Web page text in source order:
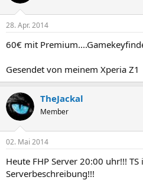
28. Apr. 2014
60€ mit
Gesendet von meinem Xperia Z1
TheJackal
Member
02. Mai 2014
Heute FHP Server 20:00 uhr!!!
Serverbeschreibung!!!